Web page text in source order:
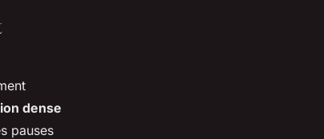
dense
pauses